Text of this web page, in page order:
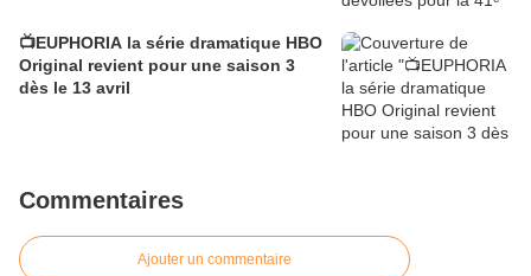
📺EUPHORIA la série dramatique HBO
Original revient pour une saison 3
dès le 13 avril
Commentaires
Ajouter un commentaire